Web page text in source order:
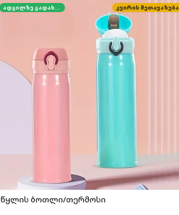
ადგილზე გადახდა კვირის შეთავაზება
წყლის ბოთლი/თერმოსი